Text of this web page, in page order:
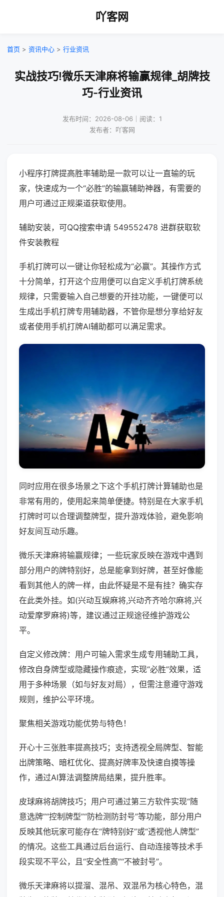
吖客网
首页 > 资讯中心 > 行业资讯
实战技巧!微乐天津麻将输赢规律_胡牌技
巧-行业资讯
发布时间：2026-08-06｜阅读：1
发布者：吖客网
小程序打牌提高胜率辅助是一款可以让一直输的玩
家，快速成为一个“必胜”的输赢辅助神器，有需要的
用户可通过正规渠道获取使用。
辅助安装，可QQ搜索申请 549552478 进群获取软
件安装教程
手机打牌可以一键让你轻松成为“必赢”。其操作方式
十分简单，打开这个应用便可以自定义手机打牌系统
规律，只需要输入自己想要的开挂功能，一键便可以
生成出手机打牌专用辅助器，不管你是想分享给好友
或者使用手机打牌AI辅助都可以满足需求。
同时应用在很多场景之下这个手机打牌计算辅助也是
非常有用的，使用起来简单便捷。特别是在大家手机
打牌时可以合理调整牌型，提升游戏体验，避免影响
好友间互动乐趣。
微乐天津麻将输赢规律；一些玩家反映在游戏中遇到
部分用户的牌特别好，总是能拿到好牌，甚至好像能
看到其他人的牌一样，由此怀疑是不是有挂？确实存
在此类外挂。如(兴动互娱麻将,兴动齐齐哈尔麻将,兴
动爱摩罗麻将)等，建议通过正规途径维护游戏公
平。
自定义修改牌：用户可输入需求生成专用辅助工具，
修改自身牌型或隐藏操作痕迹，实现“必胜”效果，适
用于多种场景（如与好友对局），但需注意遵守游戏
规则，维护公平环境。
聚焦相关游戏功能优势与特色！
开心十三张胜率提高技巧；支持透视全局牌型、智能
出牌策略、暗杠优化、提高好牌率及快速自摸等操
作，通过AI算法调整牌局结果，提升胜率。
皮球麻将胡牌技巧；用户可通过第三方软件实现“随
意选牌”“控制牌型”“防检测防封号”等功能，部分用户
反映其他玩家可能存在“牌特别好”或“透视他人牌型”
的情况。这些工具通过后台运行、自动连接等技术手
段实现不平公，且“安全性高”“不被封号”。
微乐天津麻将以提溜、混吊、双混吊为核心特色，混